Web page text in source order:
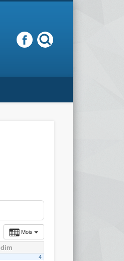
Mois
dim
4